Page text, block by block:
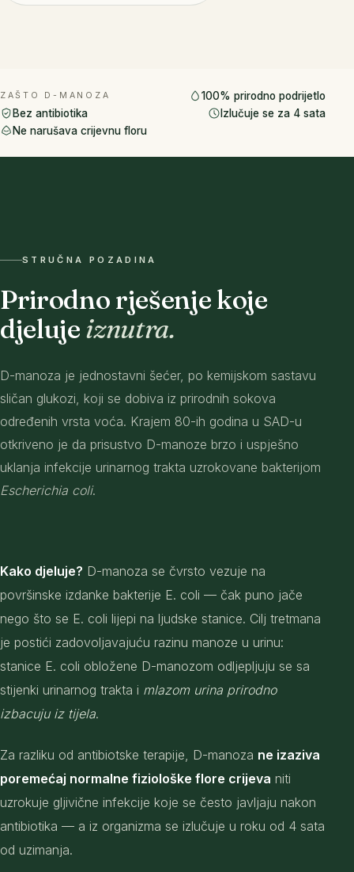
ZAŠTO D-MANOZA
100% prirodno podrijetlo
Bez antibiotika
Izlučuje se za 4 sata
Ne narušava crijevnu floru
STRUČNA POZADINA
Prirodno rješenje koje
djelujeiznutra.
D-manoza je jednostavni šećer, po kemijskom sastavu
sličan glukozi, koji se dobiva iz prirodnih sokova
određenih vrsta voća. Krajem 80-ih godina u SAD-u
otkriveno je da prisustvo D-manoze brzo i uspješno
uklanja infekcije urinarnog trakta uzrokovane bakterijom
Escherichia coli.
Kako djeluje? D-manoza se čvrsto vezuje na
površinske izdanke bakterije E. coli — čak puno jače
nego što se E. coli lijepi na ljudske stanice. Cilj tretmana
je postići zadovoljavajuću razinu manoze u urinu:
stanice E. coli obložene D-manozom odljepljuju se sa
stijenki urinarnog trakta i mlazom urina prirodno
izbacuju iz tijela.
Za razliku od antibiotske terapije, D-manoza ne izaziva
poremećaj normalne fiziološke flore crijeva niti
uzrokuje gljivične infekcije koje se često javljaju nakon
antibiotika — a iz organizma se izlučuje u roku od 4 sata
od uzimanja.